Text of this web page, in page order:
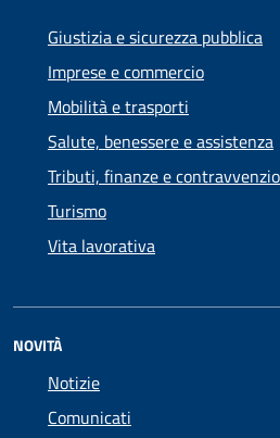
Giustizia e sicurezza pubblica
Imprese e commercio
Mobilità e trasporti
Salute, benessere e assistenza
Tributi, finanze e
Turismo
Vita lavorativa
NOVITÀ
Notizie
Comunicati